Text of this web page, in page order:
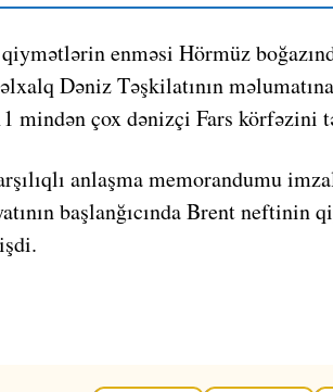
enməsi Hörmüz
Dəniz Təşkilatının
mindən çox dənizçi Fars körfəzini
anlaşma memorandumu
başlanğıcında Brent neftinin